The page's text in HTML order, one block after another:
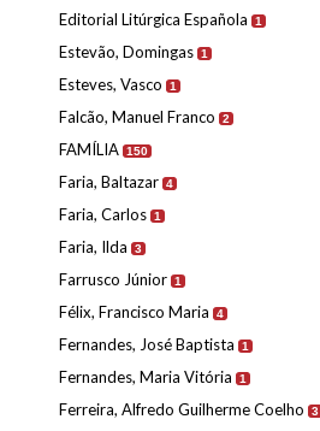
Editorial Litúrgica Española 1
Estevão, Domingas 1
Esteves, Vasco 1
Falcão, Manuel Franco 2
FAMÍLIA 150
Faria, Baltazar 4
Faria, Carlos 1
Faria, Ilda 3
Farrusco Júnior 1
Félix, Francisco Maria 4
Fernandes, José Baptista 1
Fernandes, Maria Vitória 1
Ferreira, Alfredo Guilherme Coelho 3